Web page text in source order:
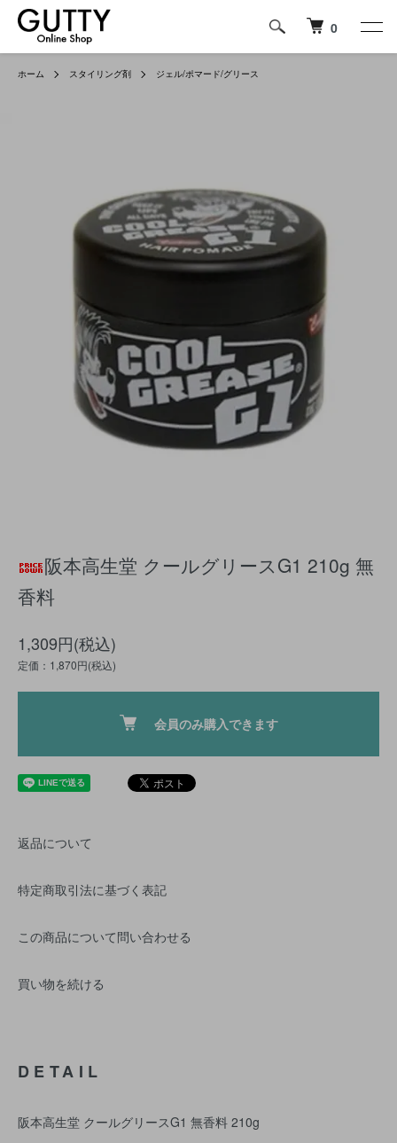
0
ホーム スタイリング剤 ジェル/ポマード/グリース
阪本高生堂 クールグリースG1 210g 無
香料
1,309円(税込)
定価：1,870円(税込)
会員のみ購入できます
返品について
特定商取引法に基づく表記
この商品について問い合わせる
買い物を続ける
DETAIL
阪本高生堂 クールグリースG1 無香料 210g